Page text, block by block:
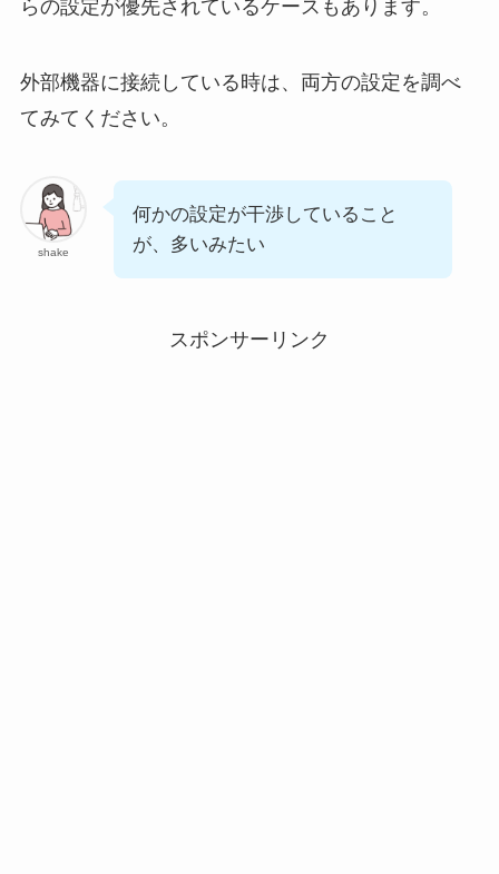
らの設定が優先されているケースもあります。
外部機器に接続している時は、両方の設定を調べ
てみてください。
shake
何かの設定が干渉していること
が、多いみたい
スポンサーリンク